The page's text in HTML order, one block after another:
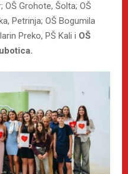
OŠ Grohote, Šolta; OŠ
Petrinja; OŠ Bogumila
Preko, PŠ Kali i OŠ